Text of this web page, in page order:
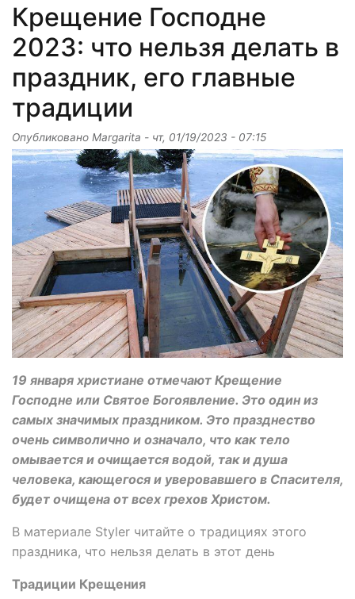
Крещение Господне
2023: что нельзя делать в
праздник, его главные
традиции
Опубликовано Margarita - чт, 01/19/2023 - 07:15
19 января христиане отмечают Крещение
Господне или Святое Богоявление. Это один из
самых значимых праздником. Это празднество
очень символично и означало, что как тело
омывается и очищается водой, так и душа
человека, кающегося и уверовавшего в Спасителя,
будет очищена от всех грехов Христом.
В материале Styler читайте о традициях этого
праздника, что нельзя делать в этот день
Традиции Крещения